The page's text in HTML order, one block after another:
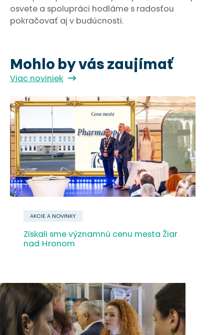
O spoločnosti
Zákazníci
Služby
Vzdelávanie
Reklamácie
ZÁKAZNÍCKA ZÓNA
osvete a spolupráci hodláme s radosťou
pokračovať aj v budúcnosti.
Mohlo by vás zaujímať
Viac noviniek
AKCIE A NOVINKY
Získali sme významnú cenu mesta Žiar
nad Hronom